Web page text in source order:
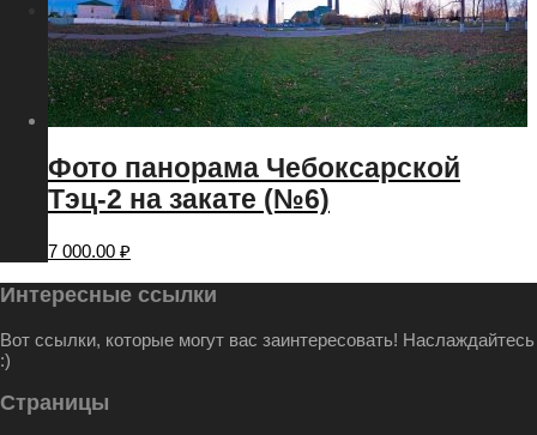
Меню Меню
Фото панорама Чебоксарской
Тэц-2 на закате (№6)
7 000.00 ₽
Интересные ссылки
Вот ссылки, которые могут вас заинтересовать! Наслаждайтесь
:)
Страницы